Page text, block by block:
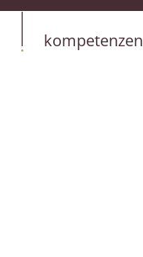
kompetenzen